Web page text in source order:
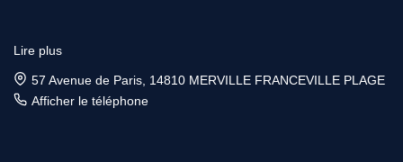
Lire plus
57 Avenue de Paris, 14810 MERVILLE FRANCEVILLE PLAGE
Afficher le téléphone